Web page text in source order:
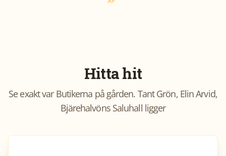
Hitta hit
Se exakt var Butikerna på gården. Tant Grön, Elin Arvid,
Bjärehalvöns Saluhall ligger